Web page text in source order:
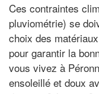
Ces contraintes
pluviométrie) se
choix des
pour garantir la
vous vivez à
ensoleillé et doux